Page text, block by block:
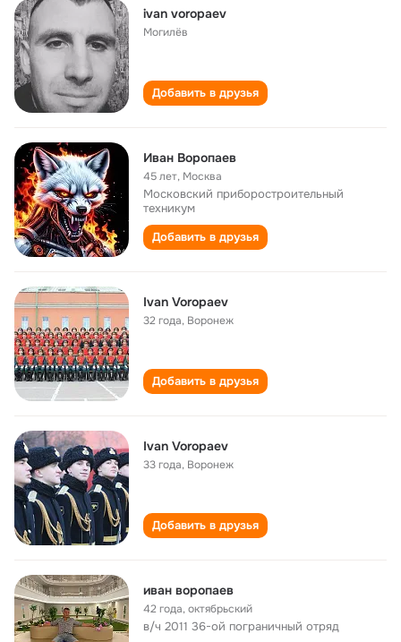
ivan voropaev
Могилёв
Добавить в друзья
Иван Воропаев
45 лет, Москва
Московский приборостроительный
техникум
Добавить в друзья
Ivan Voropaev
32 года, Воронеж
Добавить в друзья
Ivan Voropaev
33 года, Воронеж
Добавить в друзья
иван воропаев
42 года,октябрьский
в/ч 2011 36-ой пограничный отряд